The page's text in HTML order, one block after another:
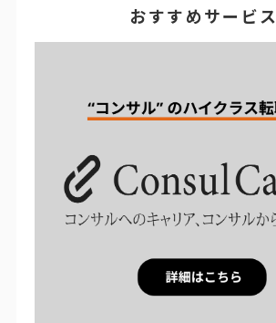
おすすめサービス